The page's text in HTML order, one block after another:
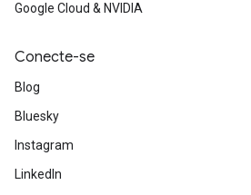
Google Cloud & NVIDIA
Conecte-se
Blog
Bluesky
Instagram
LinkedIn